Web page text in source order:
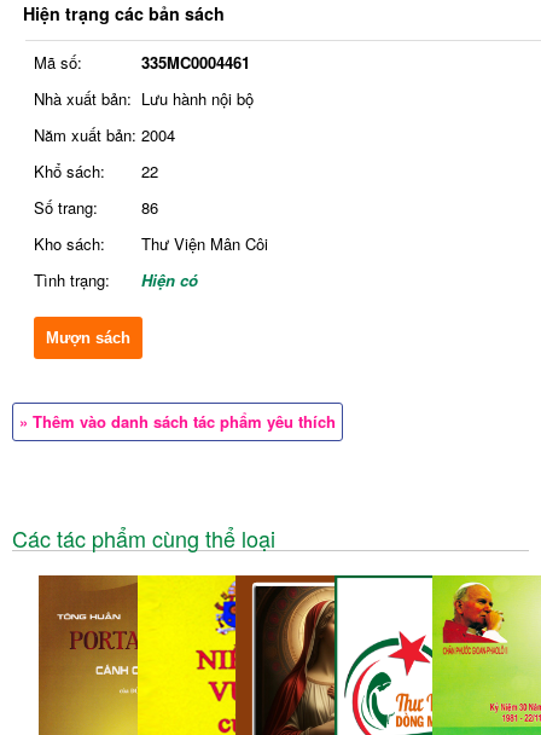
Hiện trạng các bản sách
Mã số:
335MC0004461
Nhà xuất bản: Lưu hành nội bộ
Năm xuất bản: 2004
Khổ sách:
22
Số trang:
86
Kho sách:
Thư Viện Mân Côi
Tình trạng:
Hiện có
Mượn sách
» Thêm vào danh sách tác phẩm yêu thích
Các tác phẩm cùng thể loại